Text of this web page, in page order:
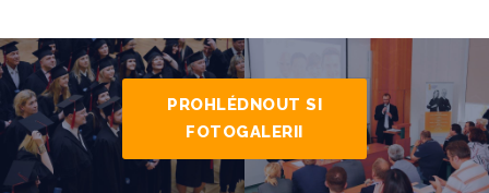
PROHLÉDNOUT SI
FOTOGALERII